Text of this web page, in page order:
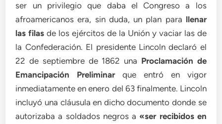
ser un privilegio que daba el Congreso a los
afroamericanos era, sin duda, un plan para llenar
las filas de los ejércitos de la Unión y vaciar las de
la Confederación. El presidente Lincoln declaró el
22 de septiembre de 1862 una Proclamación de
Emancipación Preliminarque entró en vigor
inmediatamente en enero del 63 finalmente. Lincoln
incluyó una cláusula en dicho documento donde se
autorizaba a soldados negros a «ser recibidos en